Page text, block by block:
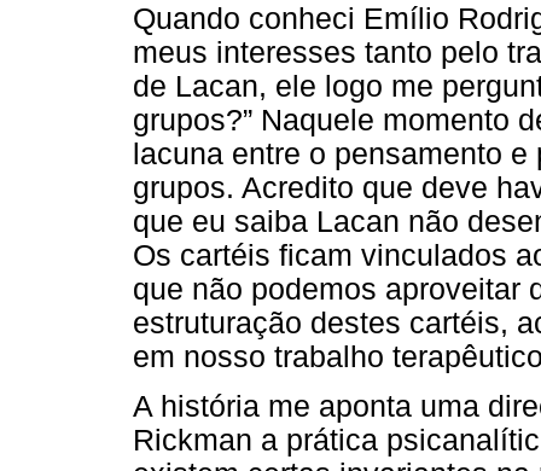
Quando conheci Emílio
meus interesses tanto pelo
de Lacan, ele logo me
grupos?” Naquele momento
lacuna entre o pensamento
grupos. Acredito que deve
que eu saiba Lacan não
Os cartéis ficam vinculados
que não podemos aproveitar
estruturação destes cartéis,
em nosso trabalho
A história me aponta uma
Rickman a prática